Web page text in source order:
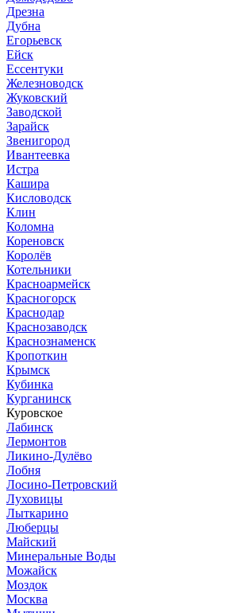
Дрезна
Дубна
Егорьевск
Ейск
Ессентуки
Железноводск
Жуковский
Заводской
Зарайск
Звенигород
Ивантеевка
Истра
Кашира
Кисловодск
Клин
Коломна
Кореновск
Королёв
Котельники
Красноармейск
Красногорск
Краснодар
Краснозаводск
Краснознаменск
Кропоткин
Крымск
Кубинка
Курганинск
Куровское
Лабинск
Лермонтов
Ликино-Дулёво
Лобня
Лосино-Петровский
Луховицы
Лыткарино
Люберцы
Майский
Минеральные Воды
Можайск
Моздок
Москва